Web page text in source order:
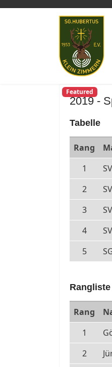
Featured
2019 -
Tabelle
Rang
1
2
3
4
5
Rangliste
Rang
1
2